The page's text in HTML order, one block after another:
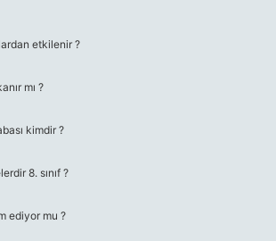
etkilenir ?
mı ?
kimdir ?
8. sınıf ?
ediyor mu ?